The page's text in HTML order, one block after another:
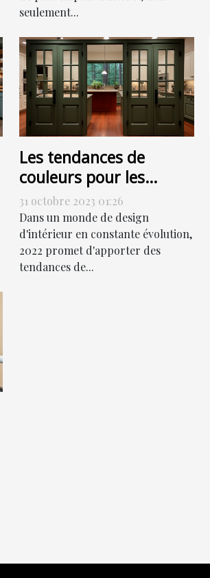
seulement...
Les tendances de
couleurs pour les
portes de couloir en
2022
31 octobre 2023 01:26
Dans un monde de design
d'intérieur en constante évolution,
2022 promet d'apporter des
tendances de...